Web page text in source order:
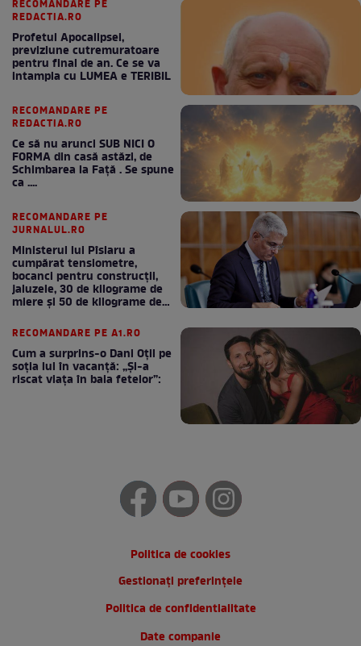
RECOMANDARE PE
REDACTIA.RO
Profetul Apocalipsei,
previziune cutremuratoare
pentru final de an. Ce se va
intampla cu LUMEA e TERIBIL
RECOMANDARE PE
REDACTIA.RO
Ce să nu arunci SUB NICI O
FORMA din casă astăzi, de
Schimbarea la Față . Se spune
ca ....
RECOMANDARE PE
JURNALUL.RO
Ministerul lui Pîslaru a
cumpărat tensiometre,
bocanci pentru construcții,
jaluzele, 30 de kilograme de
miere și 50 de kilograme de
RECOMANDARE PE A1.RO
Cum a surprins-o Dani Oțil pe
soția lui în vacanță: „Și-a
riscat viața în baia fetelor”:
Politica de cookies
Gestionați preferințele
Politica de confidentialitate
Date companie